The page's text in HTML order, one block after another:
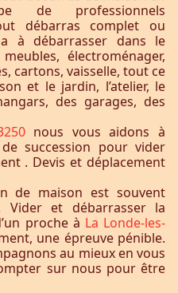
de professionnels
débarras complet ou
à débarrasser dans le
électroménager,
cartons, vaisselle, tout ce
et le jardin, l’atelier, le
des garages, des
nous vous aidons à
succession pour vider
. Devis et déplacement
de maison est souvent
Vider et débarrasser la
proche à La Londe-les-
une épreuve pénible.
au mieux en vous
sur nous pour être